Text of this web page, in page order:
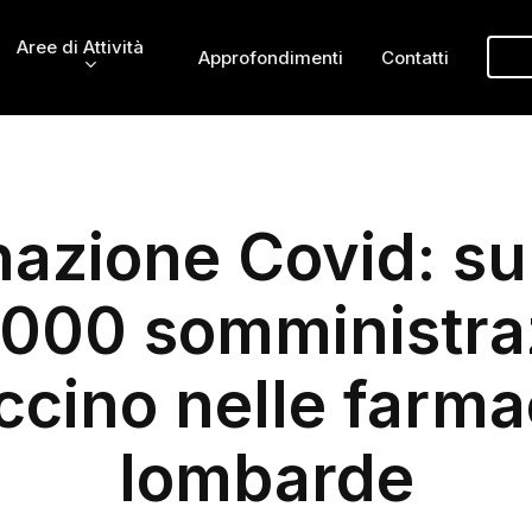
Aree di Attività Approfondimenti Contatti
Covid:
nelle
lombarde